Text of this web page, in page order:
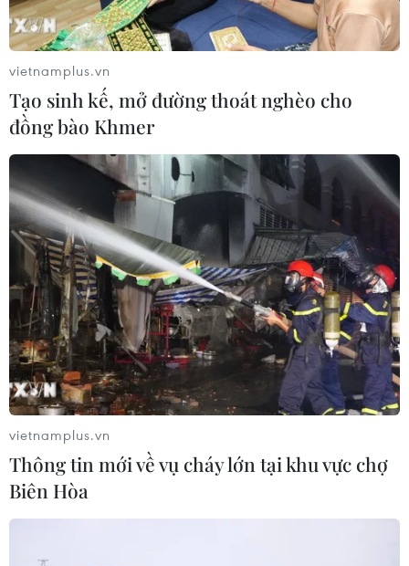
Nặn tò he - nét văn hóa dân gian ở các
vùng quê Việt Nam
11/11/2019 03:22
Ban đầu, tò he là sản phẩm làm bằng bột dùng để
cúng lễ nên chúng thường có hình thù các con vật như
công, gà, trâu, bò, lợn, cá... nên người ta gọi sản phẩm
này là "đồ chơi chim cò."
vietnamplus.vn
Tạo sinh kế, mở đường thoát nghèo cho
đồng bào Khmer
vietnamplus.vn
Thông tin mới về vụ cháy lớn tại khu vực chợ
Biên Hòa